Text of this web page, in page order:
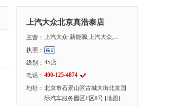
上汽大众北京真浩泰店
主营： 上汽大众·新能源,上汽大众,...
执照：
级别： 4S店
电话： 400-125-4874
地址： 北京市石景山区古城大街北京国
际汽车服务园区F区8号 [地图]